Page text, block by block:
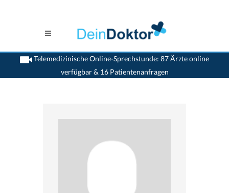
Telemedizinische Online-Sprechstunde: 87 Ärzte online
verfügbar & 16 Patientenanfragen
>Zahnaerzte>Tesserete>Dr. Diego Alberti>Termin mit Dr. Diego Alberti